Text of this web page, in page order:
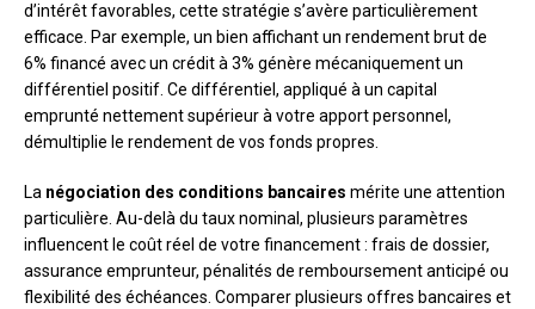
d’intérêt favorables, cette stratégie s’avère particulièrement
efficace. Par exemple, un bien affichant un rendement brut de
6% financé avec un crédit à 3% génère mécaniquement un
différentiel positif. Ce différentiel, appliqué à un capital
emprunté nettement supérieur à votre apport personnel,
démultiplie le rendement de vos fonds propres.
La négociation des conditions bancaires mérite une attention
particulière. Au-delà du taux nominal, plusieurs paramètres
influencent le coût réel de votre financement : frais de dossier,
assurance emprunteur, pénalités de remboursement anticipé ou
flexibilité des échéances. Comparer plusieurs offres bancaires et